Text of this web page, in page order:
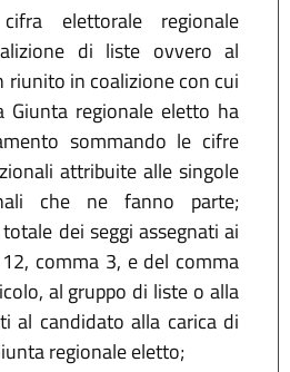
elettorale regionale
di liste ovvero al
riunito in coalizione con cui
Giunta regionale eletto ha
sommando le cifre
attribuite alle singole
che ne fanno parte;
dei seggi assegnati ai
comma 3, e del comma
al gruppo di liste o alla
al candidato alla carica di
regionale eletto;